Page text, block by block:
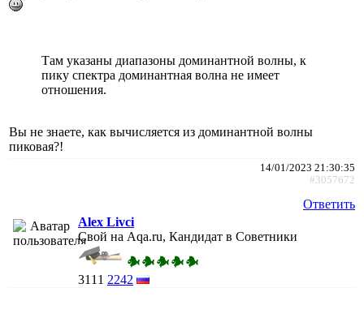
Там указаны диапазоны доминантной волны, к
пику спектра доминантная волна не имеет
отношения.
Вы не знаете, как вычисляется из доминантной волны
пиковая?!
14/01/2023 21:30:35
#3057672
Ответить
Alex Livci
Свой на Aqa.ru, Кандидат в Советники
3111 2242